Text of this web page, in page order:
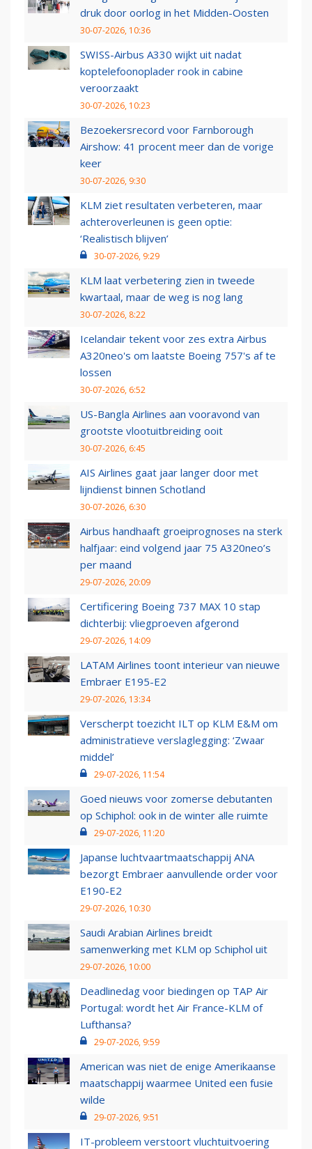
druk door oorlog in het Midden-Oosten
30-07-2026, 10:36
SWISS-Airbus A330 wijkt uit nadat
koptelefoonoplader rook in cabine
veroorzaakt
30-07-2026, 10:23
Bezoekersrecord voor Farnborough
Airshow: 41 procent meer dan de vorige
keer
30-07-2026, 9:30
KLM ziet resultaten verbeteren, maar
achteroverleunen is geen optie:
‘Realistisch blijven’
30-07-2026, 9:29
KLM laat verbetering zien in tweede
kwartaal, maar de weg is nog lang
30-07-2026, 8:22
Icelandair tekent voor zes extra Airbus
A320neo's om laatste Boeing 757's af te
lossen
30-07-2026, 6:52
US-Bangla Airlines aan vooravond van
grootste vlootuitbreiding ooit
30-07-2026, 6:45
AIS Airlines gaat jaar langer door met
lijndienst binnen Schotland
30-07-2026, 6:30
Airbus handhaaft groeiprognoses na sterk
halfjaar: eind volgend jaar 75 A320neo’s
per maand
29-07-2026, 20:09
Certificering Boeing 737 MAX 10 stap
dichterbij: vliegproeven afgerond
29-07-2026, 14:09
LATAM Airlines toont interieur van nieuwe
Embraer E195-E2
29-07-2026, 13:34
Verscherpt toezicht ILT op KLM E&M om
administratieve verslaglegging: ‘Zwaar
middel’
29-07-2026, 11:54
Goed nieuws voor zomerse debutanten
op Schiphol: ook in de winter alle ruimte
29-07-2026, 11:20
Japanse luchtvaartmaatschappij ANA
bezorgt Embraer aanvullende order voor
E190-E2
29-07-2026, 10:30
Saudi Arabian Airlines breidt
samenwerking met KLM op Schiphol uit
29-07-2026, 10:00
Deadlinedag voor biedingen op TAP Air
Portugal: wordt het Air France-KLM of
Lufthansa?
29-07-2026, 9:59
American was niet de enige Amerikaanse
maatschappij waarmee United een fusie
wilde
29-07-2026, 9:51
IT-probleem verstoort vluchtuitvoering